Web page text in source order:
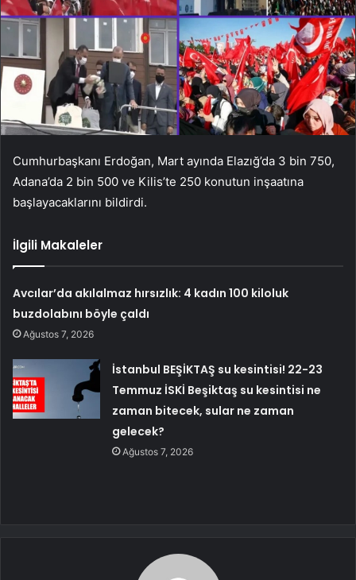
Cumhurbaşkanı Erdoğan, Mart ayında Elazığ’da 3 bin 750,
Adana’da 2 bin 500 ve Kilis’te 250 konutun inşaatına
başlayacaklarını bildirdi.
İlgili Makaleler
Avcılar’da akılalmaz hırsızlık: 4 kadın 100 kiloluk
buzdolabını böyle çaldı
Ağustos 7, 2026
İstanbul BEŞİKTAŞ su kesintisi! 22-23
Temmuz İSKİ Beşiktaş su kesintisi ne
zaman bitecek, sular ne zaman
gelecek?
Ağustos 7, 2026